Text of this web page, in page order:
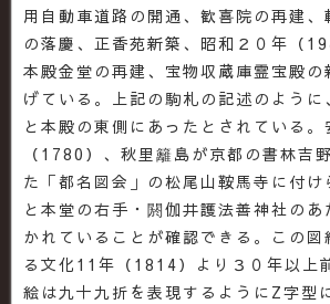
用自動車道路の開通、歓喜院の再建
の落慶、正香苑新築、昭和２０年（
本殿金堂の再建、宝物収蔵庫霊宝殿の
げている。上記の駒札の記述のように
と本殿の東側にあったとされている。
（1780）、秋里籬島が京都の書林吉
た「都名図会」の松尾山鞍馬寺に付け
と本堂の右手・閼伽井護法善神社のあ
かれていることが確認できる。この図
る文化11年（1814）より３０年以上
絵は九十九折を表現するようにZ字型